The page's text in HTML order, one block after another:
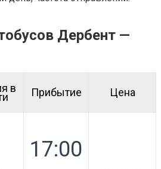
Дербент —
в Прибытие Цена